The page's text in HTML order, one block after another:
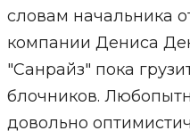
словам начальника
компании Дениса
"Санрайз" пока
блочников.
довольно